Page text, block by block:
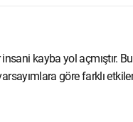
kayba yol açmıştır.
göre farklı